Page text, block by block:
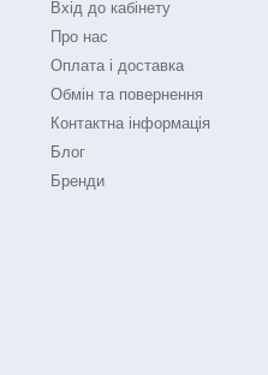
Вхід до кабінету
Про нас
Оплата і доставка
Обмін та повернення
Контактна інформація
Блог
Бренди